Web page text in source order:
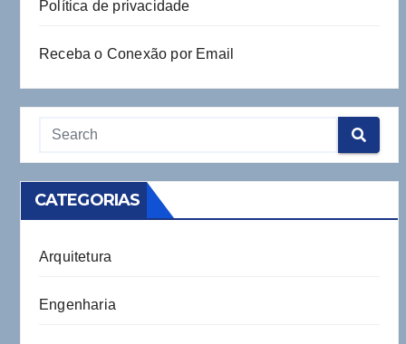
Política de privacidade
Receba o Conexão por Email
CATEGORIAS
Arquitetura
Engenharia